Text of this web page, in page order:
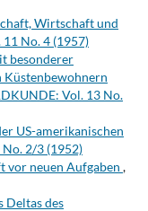
Wirtschaft und
No. 4 (1957)
besonderer
Küstenbewohnern
Vol. 13 No.
US-amerikanischen
2/3 (1952)
vor neuen Aufgaben ,
Deltas des